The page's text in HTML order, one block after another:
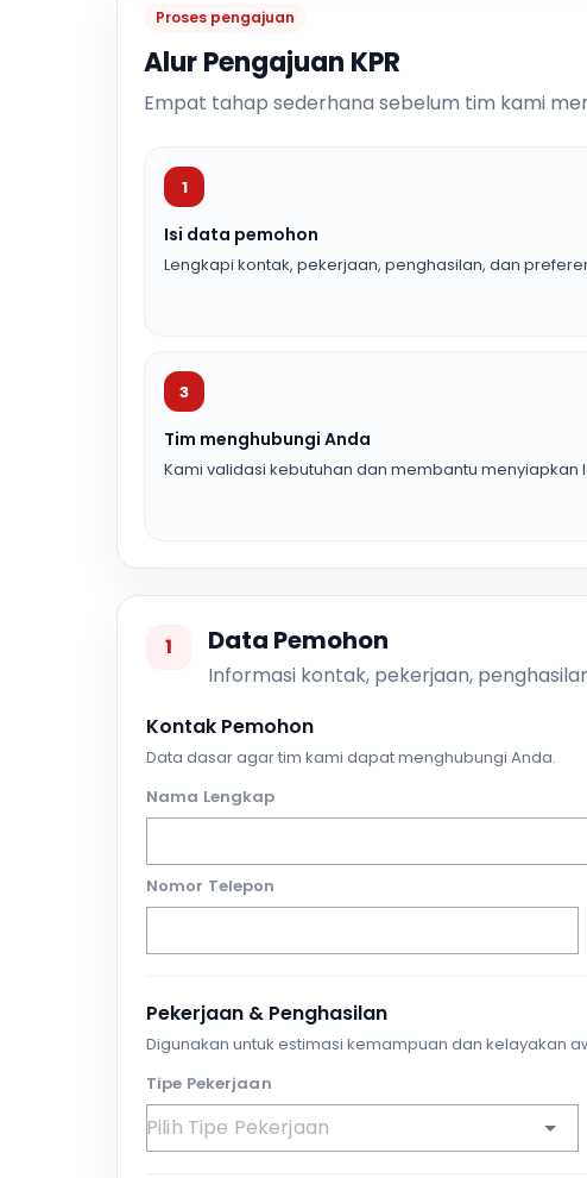
Proses pengajuan
Alur Pengajuan KPR
Empat tahap sederhana sebelum tim kami
1
Isi data pemohon
Lengkapi kontak, pekerjaan, penghasilan, dan
3
Tim menghubungi Anda
Kami validasi kebutuhan dan membantu menyiapkan
1 Data Pemohon
Informasi kontak, pekerjaan,
Kontak Pemohon
Data dasar agar tim kami dapat menghubungi Anda.
Nama Lengkap
Nomor Telepon
Pekerjaan & Penghasilan
Digunakan untuk estimasi kemampuan dan kelayakan
Tipe Pekerjaan